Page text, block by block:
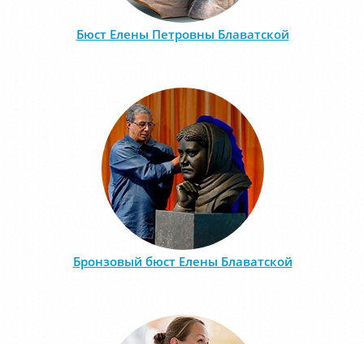
Бюст Елены Петровны Блаватской
Бронзовый бюст Елены Блаватской